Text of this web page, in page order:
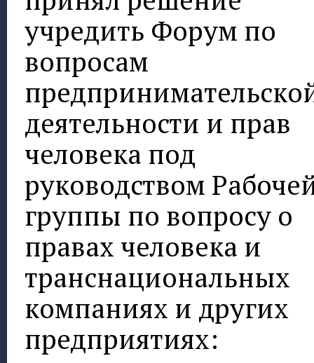
учредить Форум по
вопросам
деятельности и прав
человека под
руководством
группы по вопросу о
правах человека и
транснациональных
компаниях и других
предприятиях: